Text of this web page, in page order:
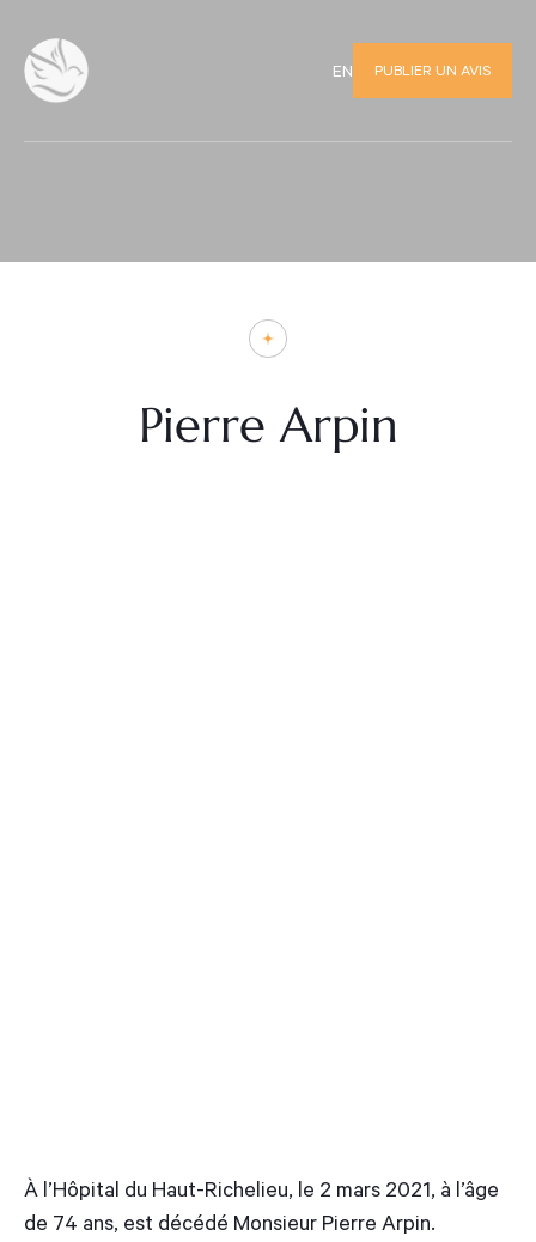
EN PUBLIER UN AVIS
Pierre Arpin
À l’Hôpital du Haut-Richelieu, le 2 mars 2021, à l’âge
de 74 ans, est décédé Monsieur Pierre Arpin.